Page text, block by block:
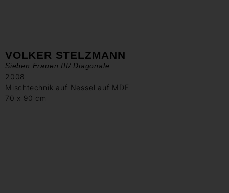
VOLKER STELZMANN
Sieben Frauen III/ Diagonale
2008
Mischtechnik auf Nessel auf MDF
70 x 90 cm